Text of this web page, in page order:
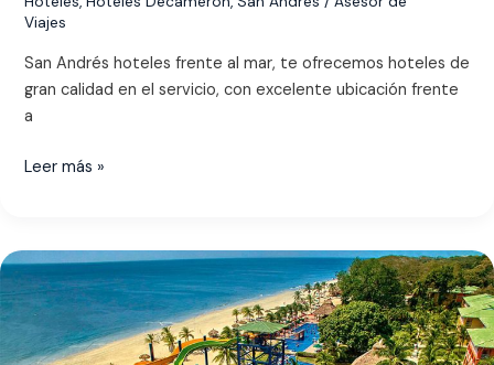
Viajes
San Andrés hoteles frente al mar, te ofrecemos hoteles de
gran calidad en el servicio, con excelente ubicación frente
a
Leer más »
Plan
Royal
Decameron
Panamá